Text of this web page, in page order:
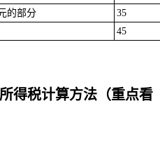
的部分
35
45
得税计算方法（重点看